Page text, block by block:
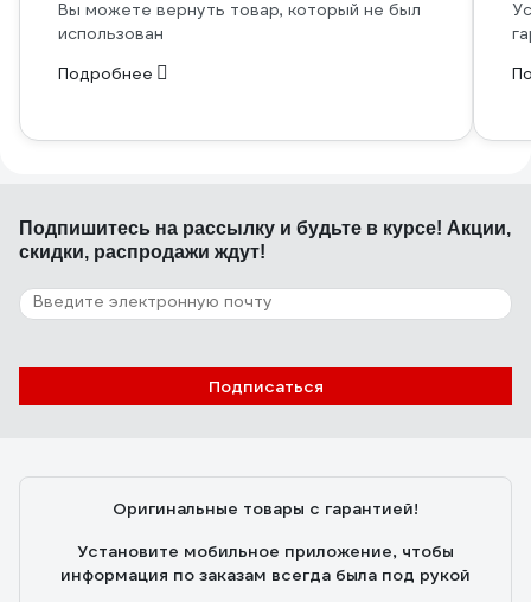
Вы можете вернуть товар, который не был
использован
Подробнее
Подпишитесь на рассылку и будьте в курсе! Акции,
скидки, распродажи ждут!
Подписаться
Оригинальные товары с гарантией!
Установите мобильное приложение, чтобы
информация по заказам всегда была под рукой